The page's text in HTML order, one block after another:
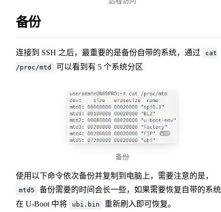
备份
连接到 SSH 之后，最重要的是备份自带的系统，通过
cat
/proc/mtd
可以看到有 5 个系统分区
备份
使用以下命令依次备份并复制到电脑上，需要注意的是，
mtd5
备份需要的时间会长一些，如果需要恢复自带的系
在 U-Boot 中将
ubi.bin 重新刷入即可恢复。